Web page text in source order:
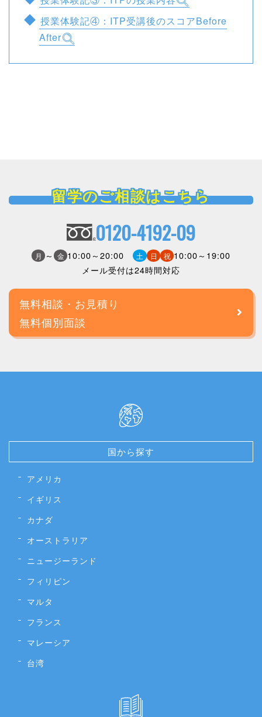
授業体験記④：ITP受講後のスコアBefore
After
留学のご相談はこちら
0120-4192-09
月 ～ 金 10:00～20:00 土 日 祝 10:00～19:00
メール受付は24時間対応
無料相談・お見積り
無料個別面談
国から探す
アメリカ
イギリス
カナダ
オーストラリア
ニュージーランド
フィリピン
マルタ
フランス
マレーシア
台湾